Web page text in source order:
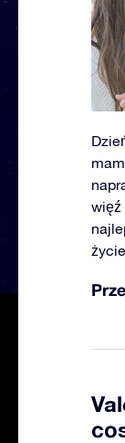
więź